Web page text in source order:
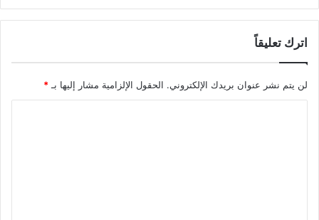
اترك تعليقاً
لن يتم نشر عنوان بريدك الإلكتروني. الحقول الإلزامية مشار إليها بـ *